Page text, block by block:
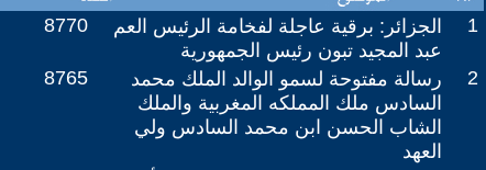
8770
الجزائر: برقية عاجلة لفخامة الرئيس العم
عبد المجيد تبون رئيس الجمهورية
1
8765
رسالة مفتوحة لسمو الوالد الملك محمد
السادس ملك المملكه المغربية والملك
الشاب الحسن ابن محمد السادس ولي
العهد
2